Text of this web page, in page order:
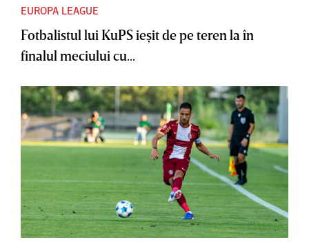
EUROPA LEAGUE
Fotbalistul lui KuPS ieşit de pe teren la în
finalul meciului cu...